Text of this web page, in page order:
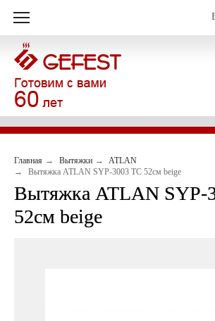
Главная Вытяжки
ATLAN
Вытяжка ATLAN SYP-3003 TC 52cм beige
Вытяжка ATLAN SYP-
52cм beige